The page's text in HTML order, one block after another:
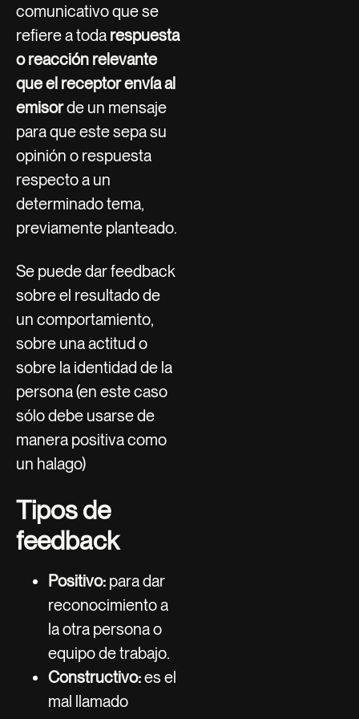
comunicativo que se
refiere a toda respuesta
o reacción relevante
que el receptor envía al
emisorde un mensaje
para que este sepa su
opinión o respuesta
respecto a un
determinado tema,
previamente planteado.
Se puede dar feedback
sobre el resultado de
un comportamiento,
sobre una actitud o
sobre la identidad de la
persona (en este caso
sólo debe usarse de
manera positiva como
un halago)
Tipos de
feedback
Positivo: para dar
reconocimiento a
la otra persona o
equipo de trabajo.
Constructivo:es el
mal llamado